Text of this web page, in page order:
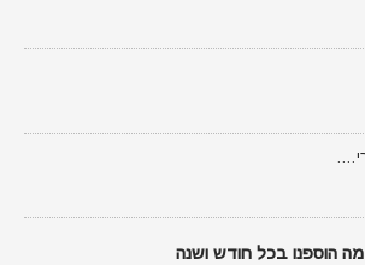
מה הוספנו בכל חודש ושנה